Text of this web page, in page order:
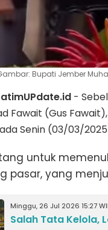
Bupati Jember
-
Fawait (Gus
Senin (03/03/
untuk
pasar, yang
Minggu, 26 Jul 2026 15:27
Salah Tata Kelola,